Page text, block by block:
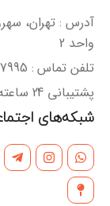
واحد 2
تلفن تماس : 88177995-021
پشتیبانی 24 ساعته: 09197245266
شبکه‌های